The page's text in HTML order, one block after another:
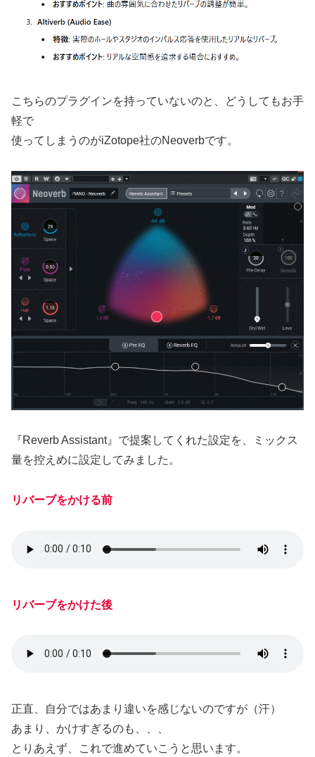
こちらのプラグインを持っていないのと、どうしてもお手
軽で
使ってしまうのがiZotope社のNeoverbです。
『Reverb Assistant』で提案してくれた設定を、ミックス
量を控えめに設定してみました。
リバーブをかける前
リバーブをかけた後
正直、自分ではあまり違いを感じないのですが（汗）
あまり、かけすぎるのも、、、
とりあえず、これで進めていこうと思います。